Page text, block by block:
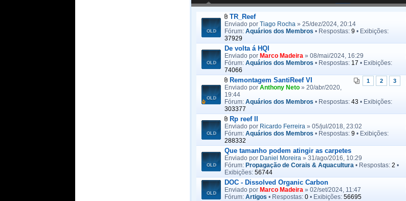
TR_Reef
Enviado por Tiago Rocha » 25/dez/2024, 20:14
Fórum: Aquários dos Membros • Respostas: 9 • Exibições:
37929
De volta á HQI
Enviado por Marco Madeira » 08/mai/2024, 16:29
Fórum: Aquários dos Membros • Respostas: 17 • Exibições:
74066
Remontagem SantiReef VI 1 2 3
Enviado por Anthony Neto » 20/abr/2020,
19:44
Fórum: Aquários dos Membros • Respostas: 43 • Exibições:
303377
Rp reef II
Enviado por Ricardo Ferreira » 05/jul/2018, 23:02
Fórum: Aquários dos Membros • Respostas: 9 • Exibições:
288332
Que tamanho podem atingir as carpetes
Enviado por Daniel Moreira » 31/ago/2016, 10:29
Fórum: Propagação de Corais & Aquacultura • Respostas: 2 •
Exibições: 56744
DOC - Dissolved Organic Carbon
Enviado por Marco Madeira » 02/set/2024, 11:47
Fórum: Artigos • Respostas: 0 • Exibições: 56695